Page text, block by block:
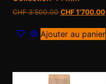
CHF3'500.00 CHF1'700.00
Ajouter au panier